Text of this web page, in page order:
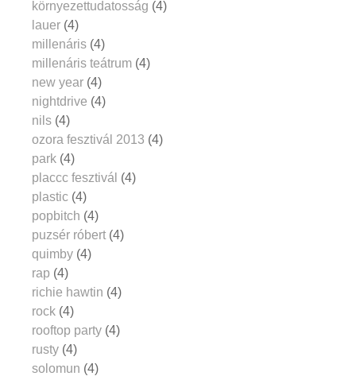
környezettudatosság (4)
lauer (4)
millenáris (4)
millenáris teátrum (4)
new year (4)
nightdrive (4)
nils (4)
ozora fesztivál 2013 (4)
park (4)
placcc fesztivál (4)
plastic (4)
popbitch (4)
puzsér róbert (4)
quimby (4)
rap (4)
richie hawtin (4)
rock (4)
rooftop party (4)
rusty (4)
solomun (4)